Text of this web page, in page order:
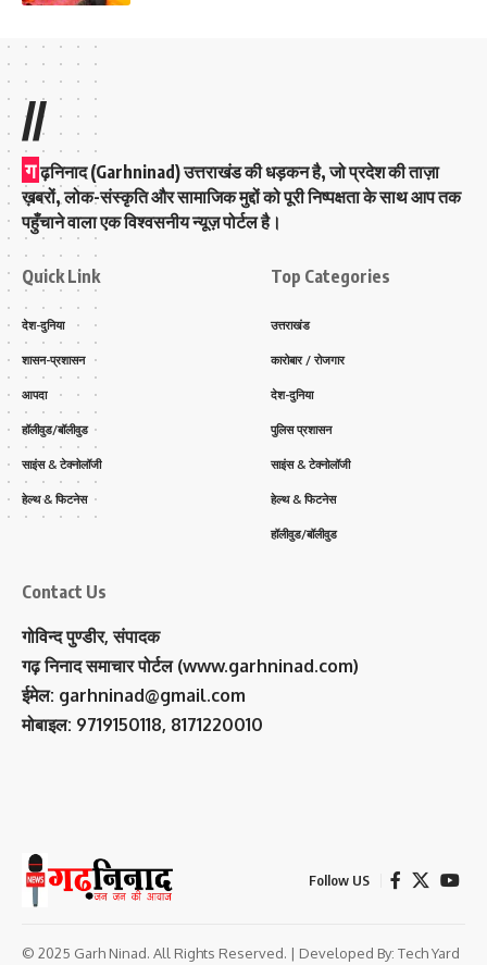
//
ग ढ़निनाद (Garhninad) उत्तराखंड की धड़कन है, जो प्रदेश की ताज़ा
ख़बरों, लोक-संस्कृति और सामाजिक मुद्दों को पूरी निष्पक्षता के साथ आप तक
पहुँचाने वाला एक विश्वसनीय न्यूज़ पोर्टल है।
Quick Link
देश-दुनिया
शासन-प्रशासन
आपदा
हॉलीवुड/बॉलीवुड
साइंस & टेक्नोलॉजी
हेल्थ & फिटनेस
Top Categories
उत्तराखंड
कारोबार / रोजगार
देश-दुनिया
पुलिस प्रशासन
साइंस & टेक्नोलॉजी
हेल्थ & फिटनेस
हॉलीवुड/बॉलीवुड
Contact Us
गोविन्द पुण्डीर, संपादक
गढ़ निनाद समाचार पोर्टल (www.garhninad.com)
ईमेल: garhninad@gmail.com
मोबाइल: 9719150118, 8171220010
Follow US
© 2025 Garh Ninad. All Rights Reserved. | Developed By: Tech Yard